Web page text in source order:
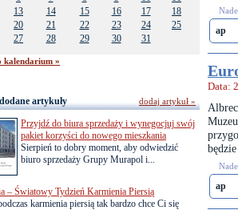
ap
Data:
ap
13 14 15 16 17
18
20 21 22 23 24
25
27 28 29 30 31
kalendarium »
artykuły
Przyjdź do biura sprzedaży i wynegocjuj swój
pakiet korzyści do nowego mieszkania
Sierpień to dobry moment, aby odwiedzić
biuro sprzedaży Grupy Murapol i...
– Światowy Tydzień Karmienia Piersią
karmienia piersią tak bardzo chce Ci się
dodaj artykuł »